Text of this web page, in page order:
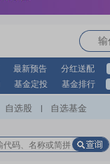
最新预告 分红送配
基金定投 基金排行
自选股 自选基金